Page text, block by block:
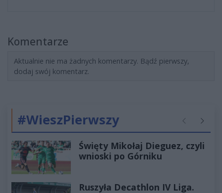
Komentarze
Aktualnie nie ma żadnych komentarzy. Bądź pierwszy,
dodaj swój komentarz.
#WieszPierwszy Poprzednie
Święty Mikołaj Dieguez, czyli
wnioski po Górniku
Ruszyła Decathlon IV Liga.